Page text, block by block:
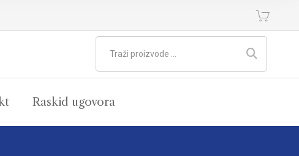
Raskid ugovora